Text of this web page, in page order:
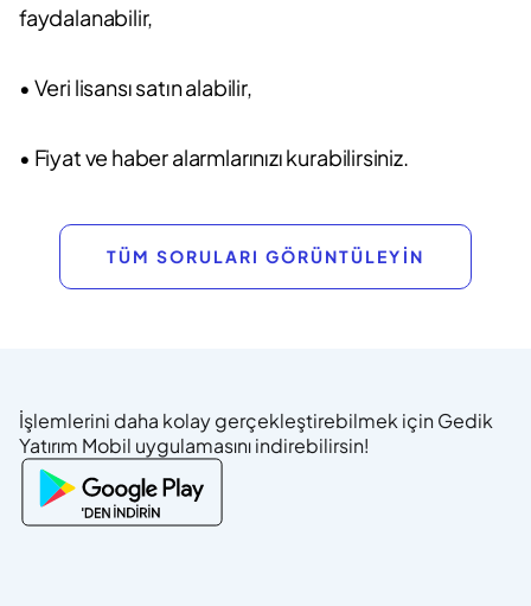
faydalanabilir,
• Veri lisansı satın alabilir,
• Fiyat ve haber alarmlarınızı kurabilirsiniz.
TÜM SORULARI GÖRÜNTÜLEYİN
İşlemlerini daha kolay gerçekleştirebilmek için Gedik
Yatırım Mobil uygulamasını indirebilirsin!